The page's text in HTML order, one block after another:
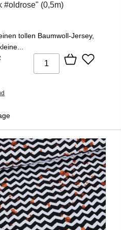
#oldrose" (0,5m)
tollen Baumwoll-Jersey,